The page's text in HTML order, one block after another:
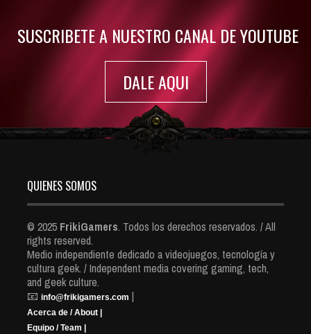
SUSCRIBETE A NUESTRO CANAL DE YOUTUBE
DALE AQUI
QUIENES SOMOS
© 2025 FrikiGamers. Todos los derechos reservados. / All
rights reserved.
Medio independiente dedicado a videojuegos, tecnología y
cultura geek. / Independent media covering gaming, tech,
and geek culture.
📧 info@frikigamers.com |
Acerca de / About |
Equipo / Team |